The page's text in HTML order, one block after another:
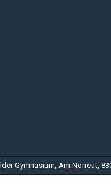
Gymnasium, Am Nörreut,